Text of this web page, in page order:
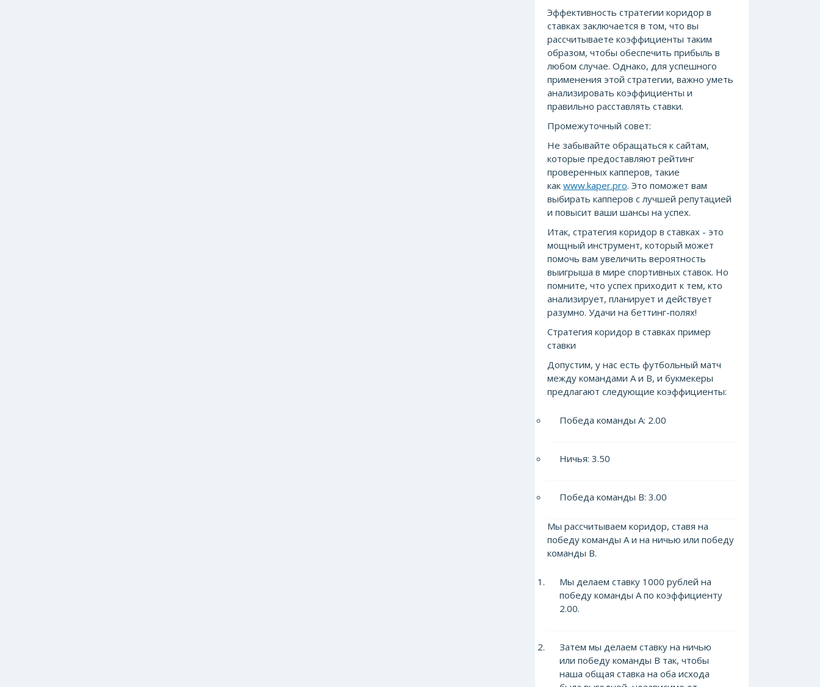
Эффективность стратегии коридор в
ставках заключается в том, что вы
рассчитываете коэффициенты таким
образом, чтобы обеспечить прибыль в
любом случае. Однако, для успешного
применения этой стратегии, важно уметь
анализировать коэффициенты и
правильно расставлять ставки.
Промежуточный совет:
Не забывайте обращаться к сайтам,
которые предоставляют рейтинг
проверенных капперов, такие
как www.kaper.pro. Это поможет вам
выбирать капперов с лучшей репутацией
и повысит ваши шансы на успех.
Итак, стратегия коридор в ставках - это
мощный инструмент, который может
помочь вам увеличить вероятность
выигрыша в мире спортивных ставок. Но
помните, что успех приходит к тем, кто
анализирует, планирует и действует
разумно. Удачи на беттинг-полях!
Стратегия коридор в ставках пример
ставки
Допустим, у нас есть футбольный матч
между командами А и В, и букмекеры
предлагают следующие коэффициенты:
Победа команды А: 2.00
Ничья: 3.50
Победа команды В: 3.00
Мы рассчитываем коридор, ставя на
победу команды А и на ничью или победу
команды В.
Мы делаем ставку 1000 рублей на
победу команды А по коэффициенту
2.00.
Затем мы делаем ставку на ничью
или победу команды В так, чтобы
наша общая ставка на оба исхода